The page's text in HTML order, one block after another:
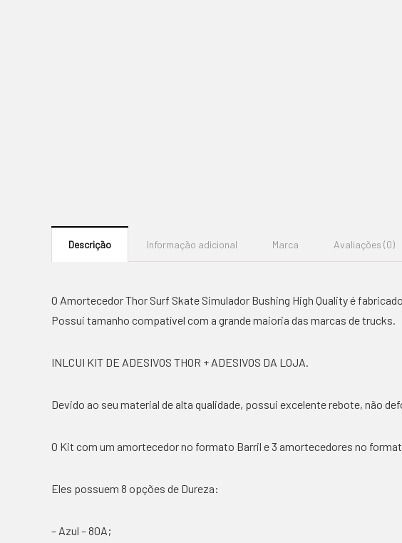
Descrição Informação adicional Marca Avaliações (0)
O Amortecedor Thor Surf Skate Simulador Bushing High Quality é
Possui tamanho compatível com a grande maioria das marcas de trucks.
INLCUI KIT DE ADESIVOS THOR + ADESIVOS DA LOJA.
Devido ao seu material de alta qualidade, possui excelente rebote, não
O Kit com um amortecedor no formato Barril e 3 amortecedores no
Eles possuem 8 opções de Dureza:
– Azul – 80A;